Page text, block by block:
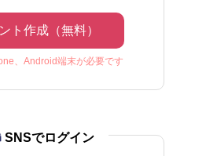
ト作成（無料）
、Android端末が必要です
SNSでログイン